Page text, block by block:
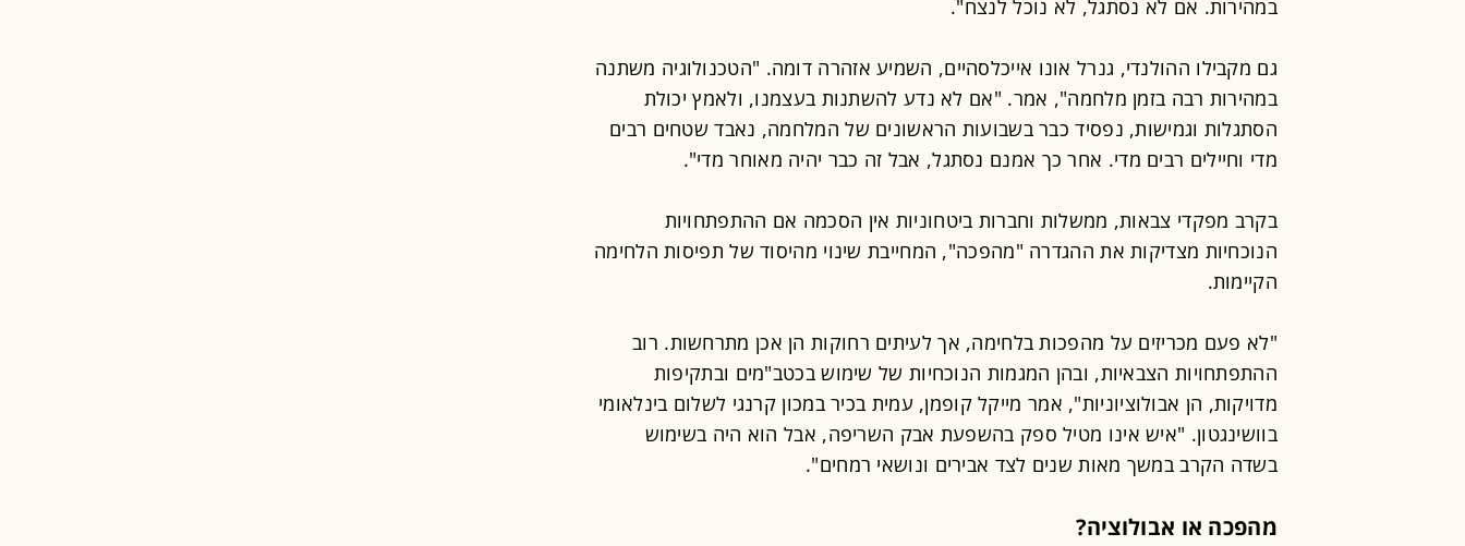
במהירות. אם לא נסתגל, לא נוכל לנצח".
גם מקבילו ההולנדי, גנרל אונו אייכלסהיים, השמיע אזהרה דומה. "הטכנולוגיה משתנה
במהירות רבה בזמן מלחמה", אמר. "אם לא נדע להשתנות בעצמנו, ולאמץ יכולת
הסתגלות וגמישות, נפסיד כבר בשבועות הראשונים של המלחמה, נאבד שטחים רבים
מדי וחיילים רבים מדי. אחר כך אמנם נסתגל, אבל זה כבר יהיה מאוחר מדי".
בקרב מפקדי צבאות, ממשלות וחברות ביטחוניות אין הסכמה אם ההתפתחויות
הנוכחיות מצדיקות את ההגדרה "מהפכה", המחייבת שינוי מהיסוד של תפיסות הלחימה
הקיימות.
"לא פעם מכריזים על מהפכות בלחימה, אך לעיתים רחוקות הן אכן מתרחשות. רוב
ההתפתחויות הצבאיות, ובהן המגמות הנוכחיות של שימוש בכטב"מים ובתקיפות
מדויקות, הן אבולוציוניות", אמר מייקל קופמן, עמית בכיר במכון קרנגי לשלום בינלאומי
בוושינגטון. "איש אינו מטיל ספק בהשפעת אבק השריפה, אבל הוא היה בשימוש
בשדה הקרב במשך מאות שנים לצד אבירים ונושאי רמחים".
מהפכה או אבולוציה?